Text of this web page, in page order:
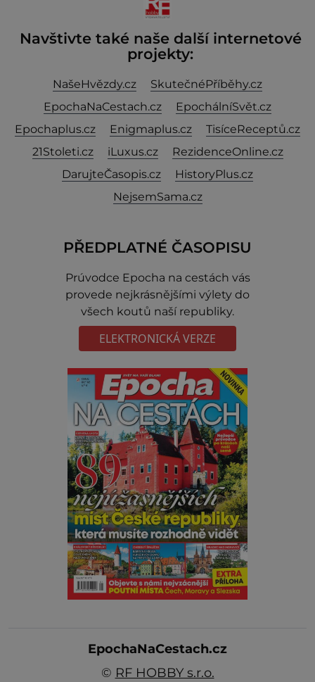
Navštivte také naše další internetové
projekty:
NašeHvězdy.cz
SkutečnéPříběhy.cz
EpochaNaCestach.cz
EpochálníSvět.cz
Epochaplus.cz
Enigmaplus.cz
TisíceReceptů.cz
21Stoleti.cz
iLuxus.cz
RezidenceOnline.cz
DarujteČasopis.cz
HistoryPlus.cz
NejsemSama.cz
PŘEDPLATNÉ ČASOPISU
Prúvodce Epocha na cestách vás
provede nejkrásnějšími výlety do
všech koutů naší republiky.
ELEKTRONICKÁ VERZE
EpochaNaCestach.cz
© RF HOBBY s.r.o.